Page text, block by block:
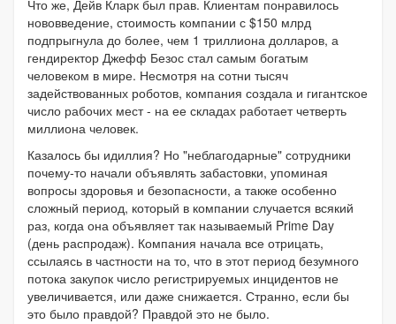
Что же, Дейв Кларк был прав. Клиентам понравилось
нововведение, стоимость компании с $150 млрд
подпрыгнула до более, чем 1 триллиона долларов, а
гендиректор Джефф Безос стал самым богатым
человеком в мире. Несмотря на сотни тысяч
задействованных роботов, компания создала и гигантское
число рабочих мест - на ее складах работает четверть
миллиона человек.
Казалось бы идиллия? Но "неблагодарные" сотрудники
почему-то начали объявлять забастовки, упоминая
вопросы здоровья и безопасности, а также особенно
сложный период, который в компании случается всякий
раз, когда она объявляет так называемый Prime Day
(день распродаж). Компания начала все отрицать,
ссылаясь в частности на то, что в этот период безумного
потока закупок число регистрируемых инцидентов не
увеличивается, или даже снижается. Странно, если бы
это было правдой? Правдой это не было.